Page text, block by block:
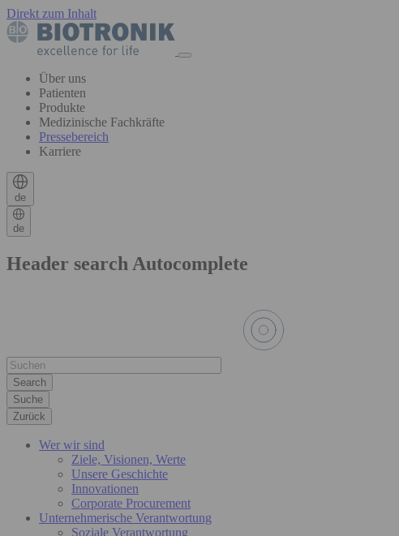
Direkt zum Inhalt
Über uns
Patienten
Produkte
Medizinische Fachkräfte
Pressebereich
Karriere
de
de
Header search Autocomplete
Suche
Zurück
Wer wir sind
Ziele, Visionen, Werte
Unsere Geschichte
Innovationen
Corporate Procurement
Unternehmerische Verantwortung
Soziale Verantwortung